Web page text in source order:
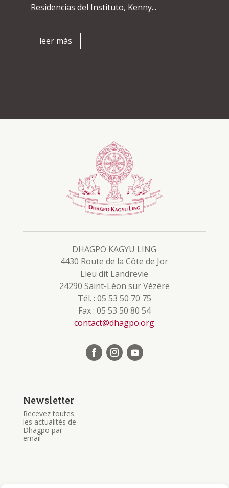
Residencias del Instituto, Kenny...
leer más
DHAGPO KAGYU LING
4430 Route de la Côte de Jor
Lieu dit Landrevie
24290 Saint-Léon sur Vézère
Tél. : 05 53 50 70 75
Fax : 05 53 50 80 54
contact@dhagpo.org
Newsletter
Recevez toutes
les actualités de
Dhagpo par
email